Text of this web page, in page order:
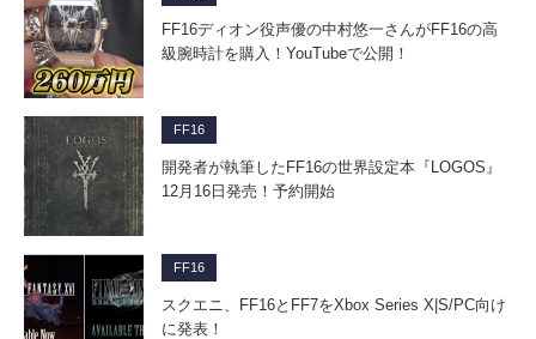
FF16ディオン役声優の中村悠一さんがFF16の高
級腕時計を購入！YouTubeで公開！
FF16
開発者が執筆したFF16の世界設定本『LOGOS』
12月16日発売！予約開始
FF16
スクエニ、FF16とFF7をXbox Series X|S/PC向け
に発表！